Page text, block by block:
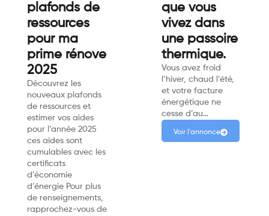
plafonds de
ressources
pour ma
prime rénove
2025
Découvrez les
nouveaux plafonds
de ressources et
estimer vos aides
pour l’année 2025
ces aides sont
cumulables avec les
certificats
d’économie
d’énergie Pour plus
de renseignements,
rapprochez-vous de
que vous
vivez dans
une passoire
thermique.
Vous avez froid
l’hiver, chaud l’été,
et votre facture
énergétique ne
cesse d’au…
Voir l'annonce